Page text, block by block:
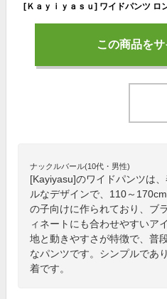
この商品を
ナックルバール(10代・男性)
[Kayiyasu]のワイドパンツは
ルなデザインで、110～
の子向けに作られており、ブ
ィネートにも合わせやすいア
地と動きやすさが特徴で、普
なパンツです。シンプルであ
着です。